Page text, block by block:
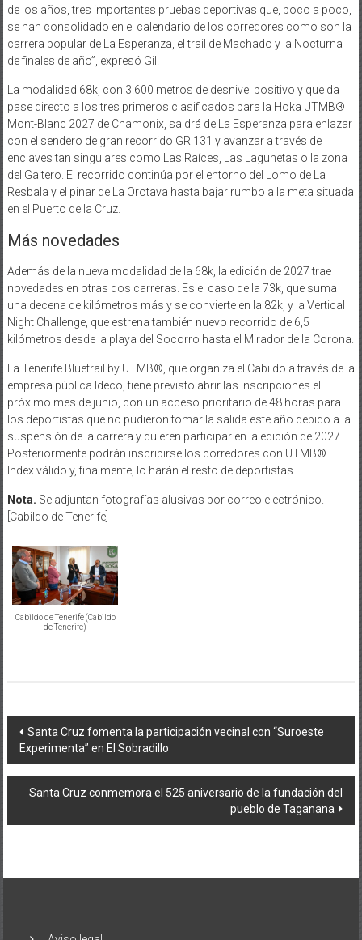
de los años, tres importantes pruebas deportivas que, poco a poco,
se han consolidado en el calendario de los corredores como son la
carrera popular de La Esperanza, el trail de Machado y la Nocturna
de finales de año”, expresó Gil.
La modalidad 68k, con 3.600 metros de desnivel positivo y que da
pase directo a los tres primeros clasificados para la Hoka UTMB®
Mont-Blanc 2027 de Chamonix, saldrá de La Esperanza para enlazar
con el sendero de gran recorrido GR 131 y avanzar a través de
enclaves tan singulares como Las Raíces, Las Lagunetas o la zona
del Gaitero. El recorrido continúa por el entorno del Lomo de La
Resbala y el pinar de La Orotava hasta bajar rumbo a la meta situada
en el Puerto de la Cruz.
Más novedades
Además de la nueva modalidad de la 68k, la edición de 2027 trae
novedades en otras dos carreras. Es el caso de la 73k, que suma
una decena de kilómetros más y se convierte en la 82k, y la Vertical
Night Challenge, que estrena también nuevo recorrido de 6,5
kilómetros desde la playa del Socorro hasta el Mirador de la Corona.
La Tenerife Bluetrail by UTMB®, que organiza el Cabildo a través de la
empresa pública Ideco, tiene previsto abrir las inscripciones el
próximo mes de junio, con un acceso prioritario de 48 horas para
los deportistas que no pudieron tomar la salida este año debido a la
suspensión de la carrera y quieren participar en la edición de 2027.
Posteriormente podrán inscribirse los corredores con UTMB®
Index válido y, finalmente, lo harán el resto de deportistas.
Nota. Se adjuntan fotografías alusivas por correo electrónico.
[Cabildo de Tenerife]
Cabildo de Tenerife (Cabildo
de Tenerife)
Navegación
de
entradas
Santa Cruz fomenta la participación vecinal con “Suroeste
Experimenta” en El Sobradillo
Santa Cruz conmemora el 525 aniversario de la fundación del
pueblo de Taganana